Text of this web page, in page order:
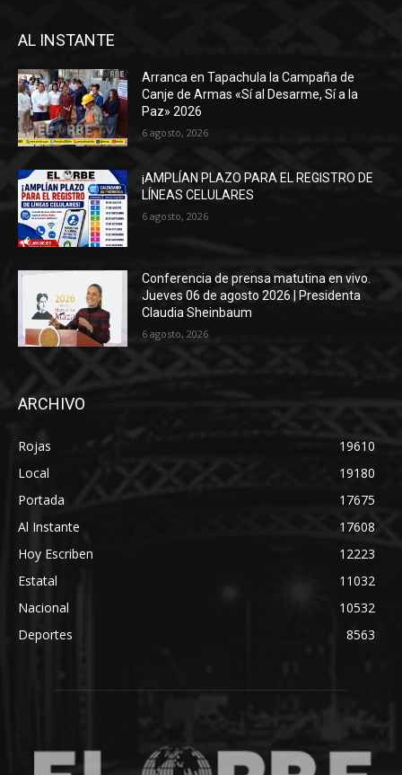
AL INSTANTE
Arranca en Tapachula la Campaña de
Canje de Armas «Sí al Desarme, Sí a la
Paz» 2026
6 agosto, 2026
¡AMPLÍAN PLAZO PARA EL REGISTRO DE
LÍNEAS CELULARES
6 agosto, 2026
Conferencia de prensa matutina en vivo.
Jueves 06 de agosto 2026 | Presidenta
Claudia Sheinbaum
6 agosto, 2026
ARCHIVO
Rojas
19610
Local
19180
Portada
17675
Al Instante
17608
Hoy Escriben
12223
Estatal
11032
Nacional
10532
Deportes
8563